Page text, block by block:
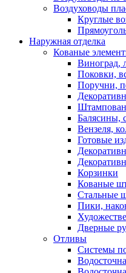
Воздуховоды
Круглые
Наружная отделка
Кованые
Виноград,
Поковки,
Поручни,
Балясины,
Вензеля,
Готовые
Корзинки
Кованые
Стальные
Пики,
Дверные
Отливы
Системы